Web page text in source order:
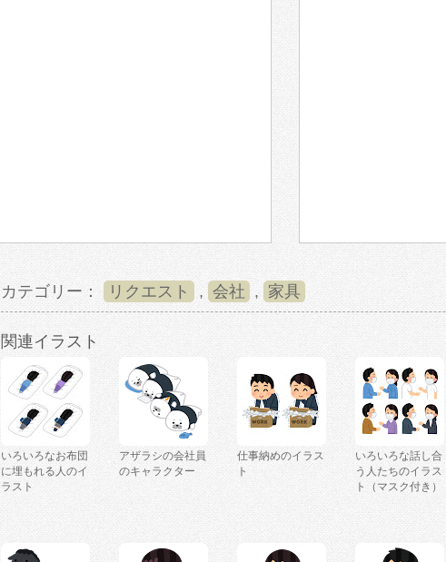
カテゴリー： リクエスト , 会社 , 家具
関連イラスト
いろいろなお布団
に埋もれる人のイ
ラスト
アザラシの会社員
のキャラクター
仕事納めのイラス
ト
いろいろな話し合
う人たちのイラス
ト（マスク付き）